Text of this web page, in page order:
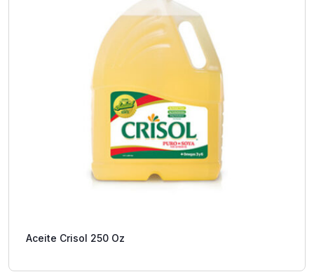
Aceite Crisol 250 Oz